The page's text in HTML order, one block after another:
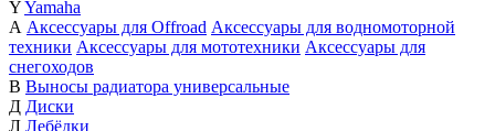
YYamaha
А Аксессуары для Offroad Аксессуары для водномоторной
техники Аксессуары для мототехники Аксессуары для
снегоходов
В Выносы радиатора универсальные
Д Диски
Л Лебёдки